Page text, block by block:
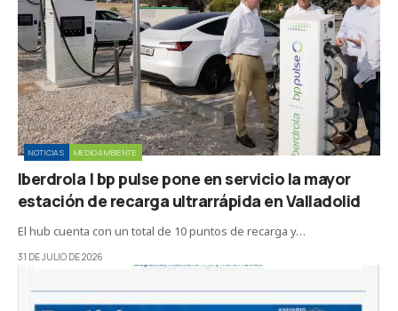
NOTICIAS MEDIOAMBIENTE
Iberdrola | bp pulse pone en servicio la mayor
estación de recarga ultrarrápida en Valladolid
El hub cuenta con un total de 10 puntos de recarga y…
31 DE JULIO DE 2026